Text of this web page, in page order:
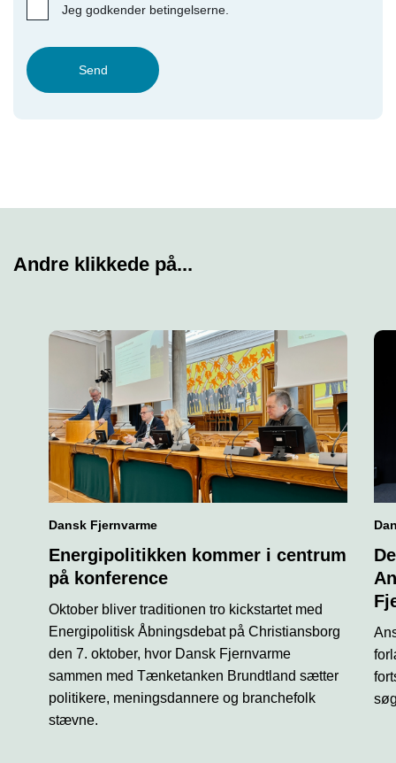
Jeg godkender betingelserne.
Send
Andre klikkede på...
Dansk Fjernvarme
Energipolitikken kommer i centrum
på konference
Oktober bliver traditionen tro kickstartet med
Energipolitisk Åbningsdebat på Christiansborg
den 7. oktober, hvor Dansk Fjernvarme
sammen med Tænketanken Brundtland sætter
politikere, meningsdannere og branchefolk
stævne.